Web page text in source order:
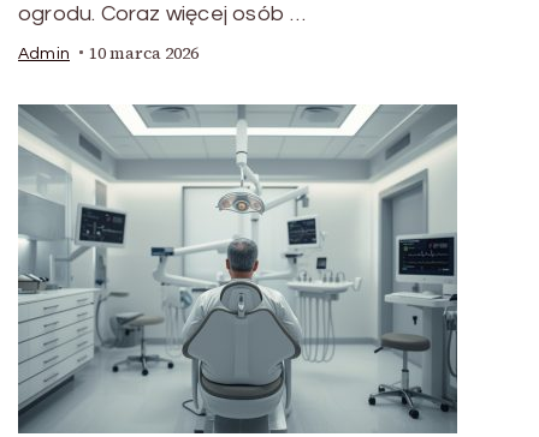
ogrodu. Coraz więcej osób …
Admin 10 marca 2026